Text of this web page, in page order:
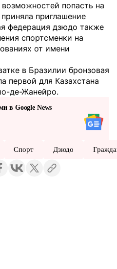
попасть на
приглашение
федерация дзюдо также
спортсменки на
от имени
в Бразилии бронзовая
первой для Казахстана
де-Жанейро.
в Google News
Спорт Дзюдо